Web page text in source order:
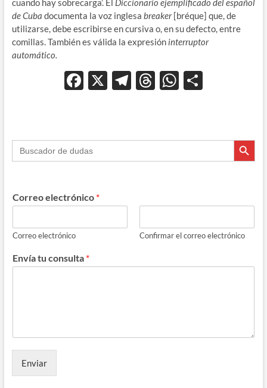
cuando hay sobrecarga’. El Diccionario ejemplificado del español
de Cuba documenta la voz inglesa breaker[bréque] que, de
utilizarse, debe escribirse en cursiva o, en su defecto, entre
comillas. También es válida la expresión interruptor
automático.
F
b
o
k
X T
gr
a
T
a
ds
W
s
A
p
ar
Buscar: Botón de
Correo electrónico *
Correo electrónico Confirmar el correo electrónico
Envía tu consulta *
Enviar